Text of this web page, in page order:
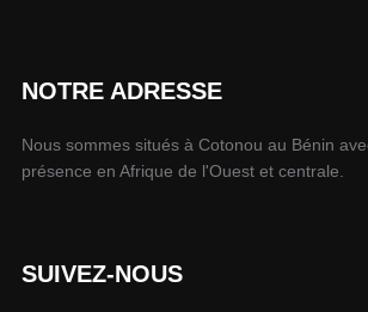
NOTRE ADRESSE
Nous sommes situés à Cotonou au Bénin
présence en Afrique de l'Ouest et centrale.
SUIVEZ-NOUS